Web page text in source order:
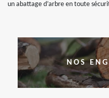
un abattage d’arbre en toute
NOS